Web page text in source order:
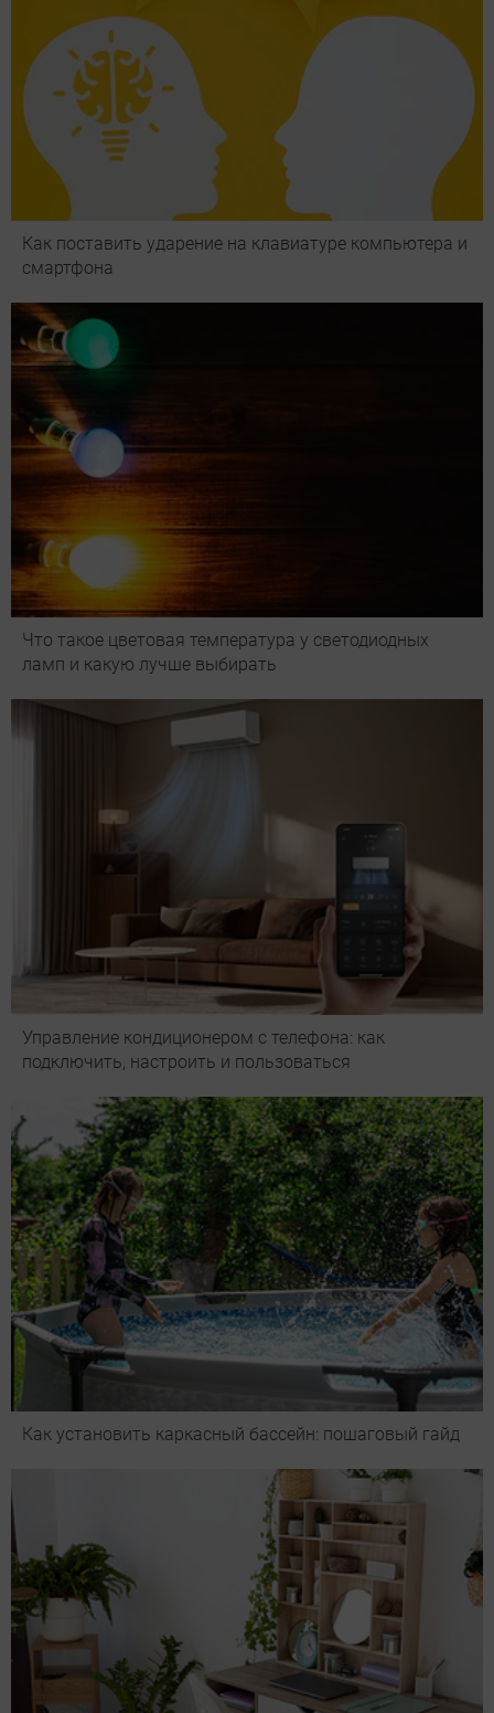
Как поставить ударение на клавиатуре компьютера и
смартфона
Что такое цветовая температура у светодиодных
ламп и какую лучше выбирать
Управление кондиционером с телефона: как
подключить, настроить и пользоваться
Как установить каркасный бассейн: пошаговый гайд